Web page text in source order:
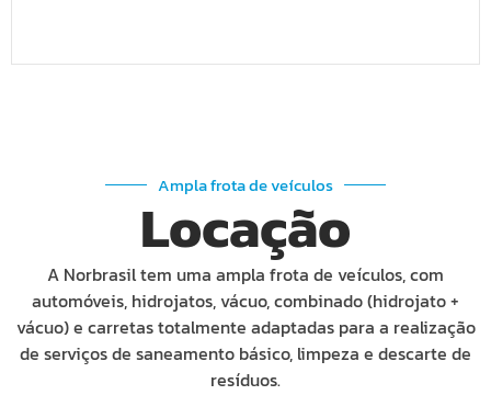
Ampla frota de veículos
Locação
A Norbrasil tem uma ampla frota de veículos, com
automóveis, hidrojatos, vácuo, combinado (hidrojato +
vácuo) e carretas totalmente adaptadas para a realização
de serviços de saneamento básico, limpeza e descarte de
resíduos.